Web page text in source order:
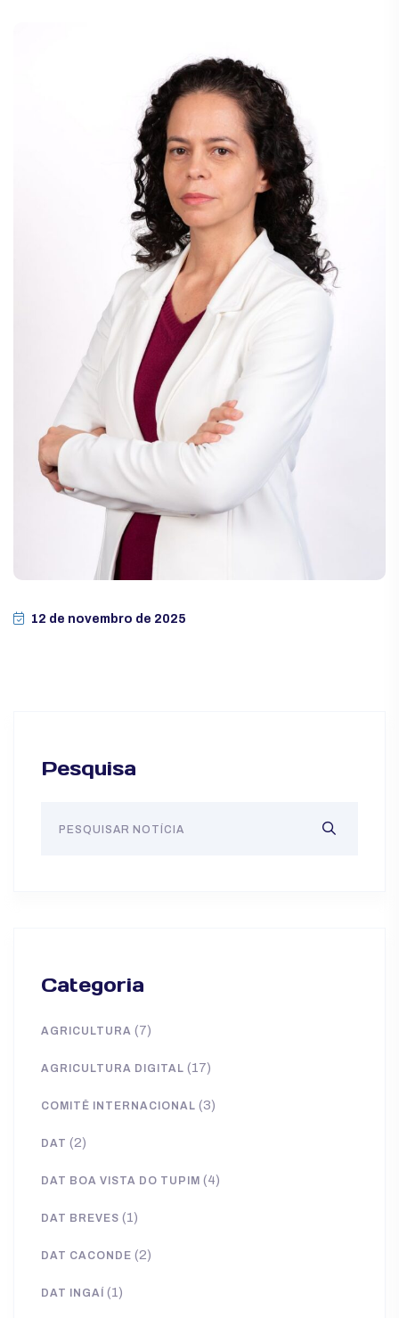
12 de novembro de 2025
Pesquisa
Categoria
AGRICULTURA (7)
AGRICULTURA DIGITAL (17)
COMITÊ INTERNACIONAL (3)
DAT (2)
DAT BOA VISTA DO TUPIM (4)
DAT BREVES (1)
DAT CACONDE (2)
DAT INGAÍ (1)